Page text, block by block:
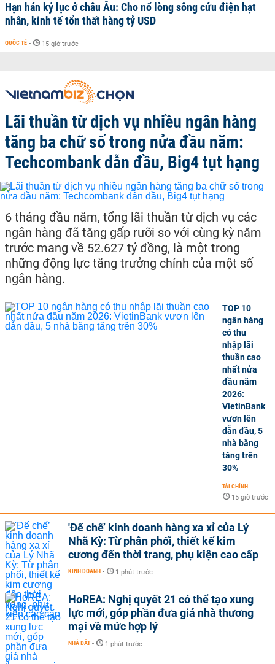
Hạn hán kỷ lục ở châu Âu: Cho nổ lòng sông cứu điện hạt
nhân, kinh tế tổn thất hàng tỷ USD
QUỐC TẾ - 15 giờ trước
Lãi thuần từ dịch vụ nhiều ngân hàng
tăng ba chữ số trong nửa đầu năm:
Techcombank dẫn đầu, Big4 tụt hạng
6 tháng đầu năm, tổng lãi thuần từ dịch vụ các
ngân hàng đã tăng gấp rưỡi so với cùng kỳ năm
trước mang về 52.627 tỷ đồng, là một trong
những động lực tăng trưởng chính của một số
ngân hàng.
TOP 10
ngân hàng
có thu
nhập lãi
thuần cao
nhất nửa
đầu năm
2026:
VietinBank
vươn lên
dẫn đầu, 5
nhà băng
tăng trên
30%
TÀI CHÍNH -
15 giờ trước
'Đế chế’ kinh doanh hàng xa xỉ của Lý
Nhã Kỳ: Từ phân phối, thiết kế kim
cương đến thời trang, phụ kiện cao cấp
KINH DOANH - 1 phút trước
HoREA: Nghị quyết 21 có thể tạo xung
lực mới, góp phần đưa giá nhà thương
mại về mức hợp lý
NHÀ ĐẤT - 1 phút trước